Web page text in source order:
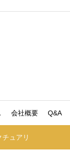
会社概要 Q&A
ュアリ